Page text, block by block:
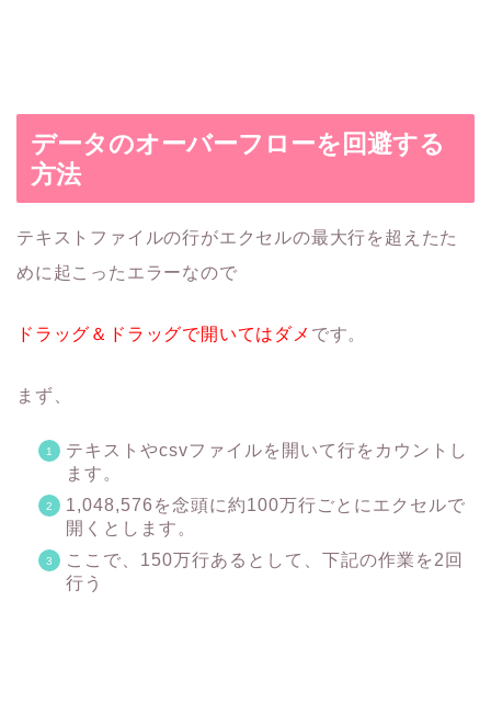
データのオーバーフローを回避する
方法
テキストファイルの行がエクセルの最大行を超えたた
めに起こったエラーなので
ドラッグ＆ドラッグで開いてはダメ です。
まず、
テキストやcsvファイルを開いて行をカウントし
ます。
1,048,576を念頭に約100万行ごとにエクセルで
開くとします。
ここで、150万行あるとして、下記の作業を2回
行う